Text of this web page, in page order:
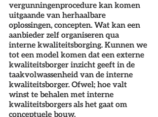
vergunningenprocedure kan komen
uitgaande van herhaalbare
oplossingen, concepten. Wat kan een
aanbieder zelf organiseren qua
interne kwaliteitsborging. Kunnen we
tot een model komen dat een externe
kwaliteitsborger inzicht geeft in de
taakvolwassenheid van de interne
kwaliteitsborger. Ofwel; hoe valt
winst te behalen met interne
kwaliteitsborgers als het gaat om
conceptuele bouw.